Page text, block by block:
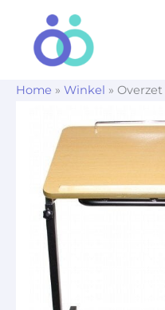
Home » Winkel »